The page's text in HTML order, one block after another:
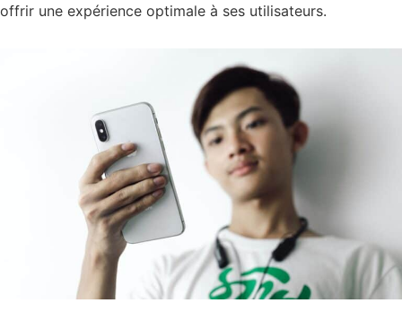
offrir une expérience optimale à ses utilisateurs.